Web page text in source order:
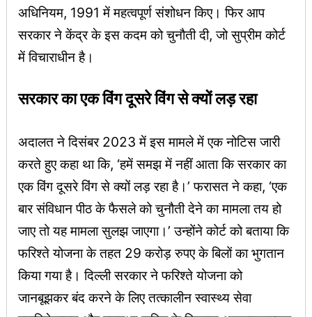
अधिनियम, 1991 में महत्वपूर्ण संशोधन किए। फिर आप
सरकार ने केंद्र के इस कदम को चुनौती दी, जो सुप्रीम कोर्ट
में विचाराधीन है।
सरकार का एक विंग दूसरे विंग से क्यों लड़ रहा
अदालत ने दिसंबर 2023 में इस मामले में एक नोटिस जारी
करते हुए कहा था कि, ‘हमें समझ में नहीं आता कि सरकार का
एक विंग दूसरे विंग से क्यों लड़ रहा है।’ फरासत ने कहा, ‘एक
बार संविधान पीठ के फैसले को चुनौती देने का मामला तय हो
जाए तो यह मामला सुलझ जाएगा।’ उन्होंने कोर्ट को बताया कि
फरिश्ते योजना के तहत 29 करोड़ रुपए के बिलों का भुगतान
किया गया है। दिल्ली सरकार ने फरिश्ते योजना को
जानबूझकर बंद करने के लिए तत्कालीन स्वास्थ्य सेवा